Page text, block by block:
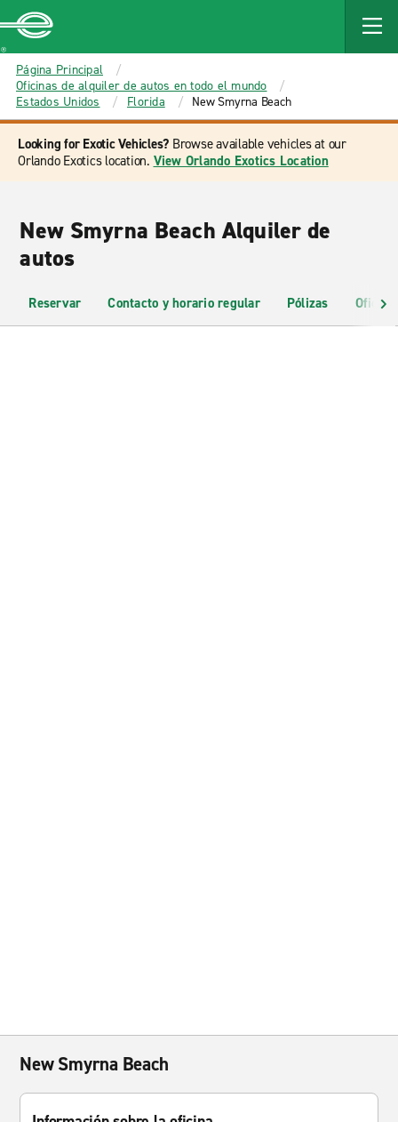
MAIN
CONTENT
Enterprise
Página Principal
Oficinas de alquiler de autos en todo el mundo
Estados Unidos
Florida New Smyrna Beach
Looking for Exotic Vehicles? Browse available vehicles at our
Orlando Exotics location. View Orlando Exotics Location
New Smyrna Beach Alquiler de
autos
Reservar Contacto y horario regular Pólizas
New Smyrna Beach